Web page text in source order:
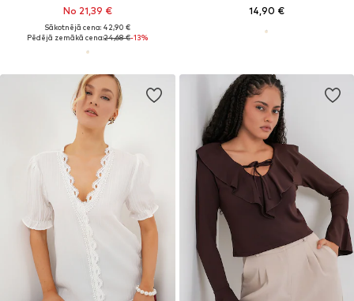
No 21,39 €
Sākotnējā cena: 42,90 €
Pēdējā zemākā cena:24,68 €-13%
14,90 €